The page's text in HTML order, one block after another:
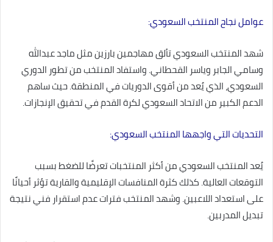
عوامل نجاح المنتخب السعودي:
شهد المنتخب السعودي تألق مهاجمين بارزين مثل ماجد عبدالله
وسامي الجابر وياسر القحطاني. واستفاد المنتخب من تطور الدوري
السعودي، الذي يُعد من أقوى الدوريات في المنطقة. حيث ساهم
الدعم الكبير من الاتحاد السعودي لكرة القدم في تحقيق الإنجازات.
التحديات التي واجهها المنتخب السعودي:
يُعد المنتخب السعودي من أكثر المنتخبات تعرضًا للضغط بسبب
التوقعات العالية. كذلك كثرة المنافسات الإقليمية والقارية تؤثر أحيانًا
على استعداد اللاعبين. وشهد المنتخب فترات عدم استقرار فني نتيجة
تبديل المدربين.